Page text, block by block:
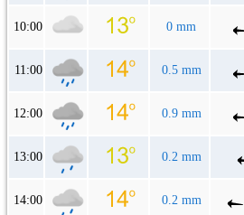
10:00 0 mm
11:00 0.5 mm
12:00 0.9 mm
13:00 0.2 mm
14:00 0.2 mm